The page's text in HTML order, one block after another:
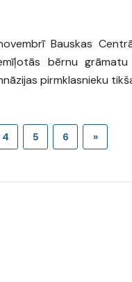
Bauskas
bērnu grāmatu
pirmklasnieku
4 5 6 »